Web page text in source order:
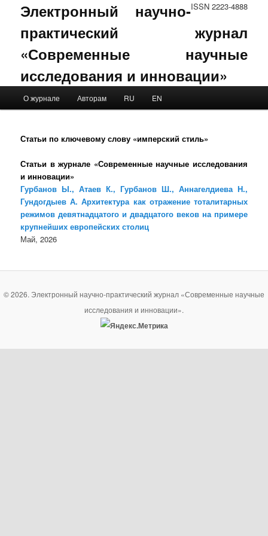
ISSN 2223-4888
Электронный научно-
практический журнал
«Современные научные
исследования и инновации»
Skip to primary content
Skip to secondary content
О журнале Авторам RU EN
Статьи по ключевому слову «имперский стиль»
Статьи в журнале «Современные научные исследования
и инновации»
Гурбанов Ы., Атаев К., Гурбанов Ш., Аннагелдиева Н.,
Гундогдыев А. Архитектура как отражение тоталитарных
режимов девятнадцатого и двадцатого веков на примере
крупнейших европейских столиц
Май, 2026
© 2026. Электронный научно-практический журнал «Современные научные
исследования и инновации».